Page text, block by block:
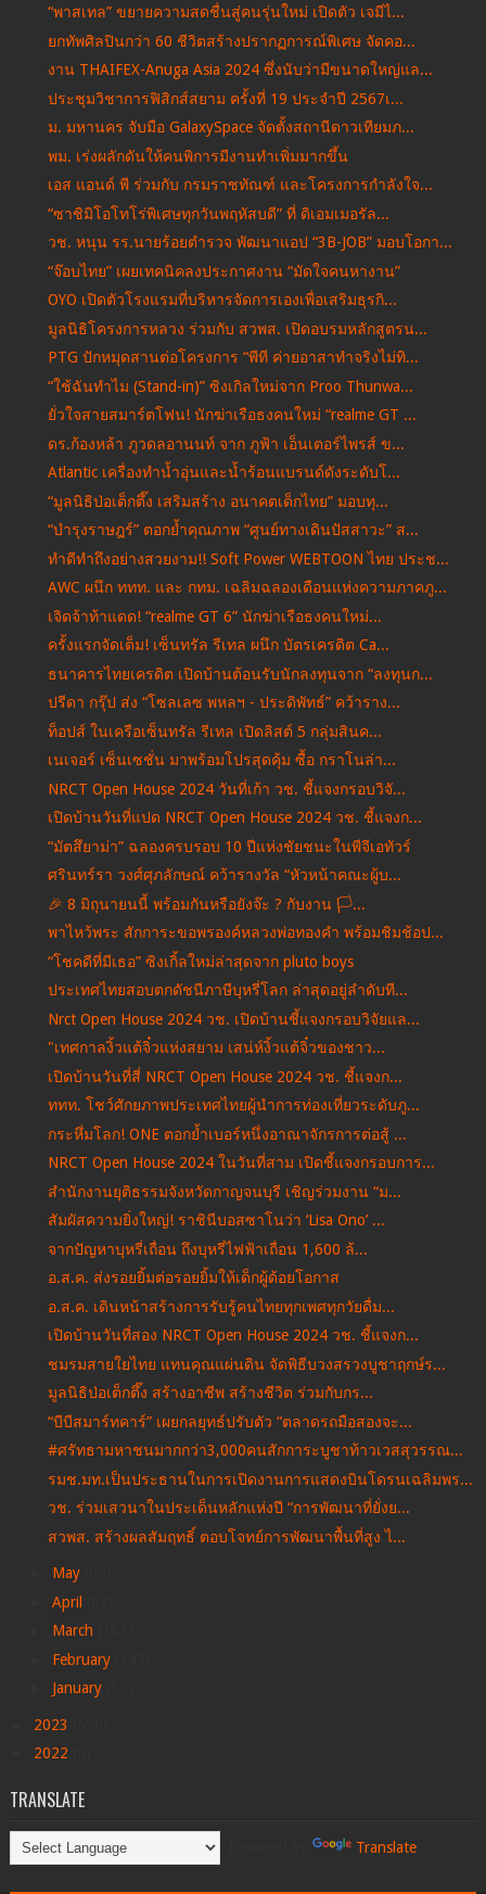
“พาสเทล” ขยายความสดชื่นสู่คนรุ่นใหม่ เปิดตัว เจมีไ...
ยกทัพศิลปินกว่า 60 ชีวิตสร้างปรากฏการณ์พิเศษ จัดคอ...
งาน THAIFEX-Anuga Asia 2024 ซึ่งนับว่ามีขนาดใหญ่แล...
ประชุมวิชาการฟิสิกส์สยาม ครั้งที่ 19 ประจำปี 2567เ...
ม. มหานคร จับมือ GalaxySpace จัดตั้งสถานีดาวเทียมภ...
พม. เร่งผลักดันให้คนพิการมีงานทำเพิ่มมากขึ้น
เอส แอนด์ พี ร่วมกับ กรมราชทัณฑ์ และโครงการกำลังใจ...
“ซาชิมิโอโทโร่พิเศษทุกวันพฤหัสบดี” ที่ ดิเอมเมอรัล...
วช. หนุน รร.นายร้อยตำรวจ พัฒนาแอป “3B-JOB” มอบโอกา...
“จ๊อบไทย” เผยเทคนิคลงประกาศงาน “มัดใจคนหางาน”
OYO เปิดตัวโรงแรมที่บริหารจัดการเองเพื่อเสริมธุรกิ...
มูลนิธิโครงการหลวง ร่วมกับ สวพส. เปิดอบรมหลักสูตรน...
PTG ปักหมุดสานต่อโครงการ “พีที ค่ายอาสาทำจริงไม่ทิ...
“ใช้ฉันทำไม (Stand-in)” ซิงเกิลใหม่จาก Proo Thunwa...
ยั่วใจสายสมาร์ตโฟน! นักฆ่าเรือธงคนใหม่ “realme GT ...
ดร.ก้องหล้า ภูวดลอานนท์ จาก ภูฟ้า เอ็นเตอร์ไพรส์ ข...
Atlantic เครื่องทำน้ำอุ่นและน้ำร้อนแบรนด์ดังระดับโ...
“มูลนิธิป่อเต็กตึ๊ง เสริมสร้าง อนาคตเด็กไทย” มอบทุ...
“บำรุงราษฎร์” ตอกย้ำคุณภาพ “ศูนย์ทางเดินปัสสาวะ” ส...
ทำดีทำถึงอย่างสวยงาม!! Soft Power WEBTOON ไทย ประช...
AWC ผนึก ททท. และ กทม. เฉลิมฉลองเดือนแห่งความภาคภู...
เจิดจ้าท้าแดด! “realme GT 6” นักฆ่าเรือธงคนใหม่...
ครั้งแรกจัดเต็ม! เซ็นทรัล รีเทล ผนึก บัตรเครดิต Ca...
ธนาคารไทยเครดิต เปิดบ้านต้อนรับนักลงทุนจาก “ลงทุนก...
ปรีดา กรุ๊ป ส่ง “โซลเลซ พหลฯ - ประดิพัทธ์” คว้าราง...
ท็อปส์ ในเครือเซ็นทรัล รีเทล เปิดลิสต์ 5 กลุ่มสินค...
เนเจอร์ เซ็นเซชั่น มาพร้อมโปรสุดคุ้ม ซื้อ กราโนล่า...
NRCT Open House 2024 วันที่เก้า วช. ชี้แจงกรอบวิจั...
เปิดบ้านวันที่แปด NRCT Open House 2024 วช. ชี้แจงก...
“มัตสึยาม่า” ฉลองครบรอบ 10 ปีแห่งชัยชนะในพีจีเอทัวร์
ศรินทร์รา วงศ์ศุภลักษณ์ คว้ารางวัล “หัวหน้าคณะผู้บ...
🎉 8 มิถุนายนนี้ พร้อมกันหรือยังจ๊ะ ? กับงาน 🏳️...
พาไหว้พระ สักการะขอพรองค์หลวงพ่อทองคำ พร้อมชิมช้อป...
“โชคดีที่มีเธอ” ซิงเกิ้ลใหม่ล่าสุดจาก pluto boys
ประเทศไทยสอบตกดัชนีภาษีบุหรี่โลก ล่าสุดอยู่ลำดับที...
Nrct Open House 2024 วช. เปิดบ้านชี้แจงกรอบวิจัยแล...
"เทศกาลงิ้วแต้จิ๋วแห่งสยาม เสน่ห์งิ้วแต้จิ๋วของชาว...
เปิดบ้านวันที่สี่ NRCT Open House 2024 วช. ชี้แจงก...
ททท. โชว์ศักยภาพประเทศไทยผู้นำการท่องเที่ยวระดับภู...
กระหึ่มโลก! ONE ตอกย้ำเบอร์หนึ่งอาณาจักรการต่อสู้ ...
NRCT Open House 2024 ในวันที่สาม เปิดชี้แจงกรอบการ...
สำนักงานยุติธรรมจังหวัดกาญจนบุรี เชิญร่วมงาน “ม...
สัมผัสความยิ่งใหญ่! ราชินีบอสซาโนว่า ‘Lisa Ono’ ...
จากปัญหาบุหรี่เถื่อน ถึงบุหรี่ไฟฟ้าเถื่อน 1,600 ล้...
อ.ส.ค. ส่งรอยยิ้มต่อรอยยิ้มให้เด็กผู้ด้อยโอกาส
อ.ส.ค. เดินหน้าสร้างการรับรู้คนไทยทุกเพศทุกวัยดื่ม...
เปิดบ้านวันที่สอง NRCT Open House 2024 วช. ชี้แจงก...
ชมรมสายใยไทย แทนคุณแผ่นดิน จัดพิธีบวงสรวงบูชาฤกษ์ร...
มูลนิธิป่อเต็กตึ๊ง สร้างอาชีพ สร้างชีวิต ร่วมกับกร...
“บีบีสมาร์ทคาร์” เผยกลยุทธ์ปรับตัว “ตลาดรถมือสองจะ...
#ศรัทธามหาชนมากกว่า3,000คนสักการะบูชาท้าวเวสสุวรรณ...
รมช.มท.เป็นประธานในการเปิดงานการแสดงบินโดรนเฉลิมพร...
วช. ร่วมเสวนาในประเด็นหลักแห่งปี “การพัฒนาที่ยั่งย...
สวพส. สร้างผลสัมฤทธิ์ ตอบโจทย์การพัฒนาพื้นที่สูง ไ...
May
April
March
February
January
2023
2022
TRANSLATE
Translate